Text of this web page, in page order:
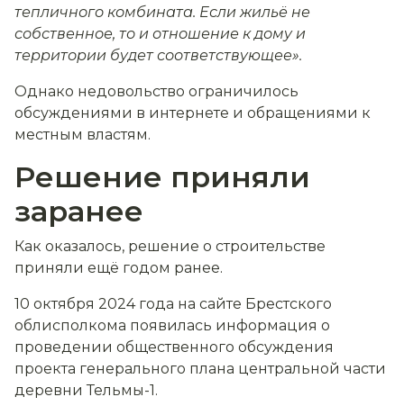
тепличного комбината. Если жильё не
собственное, то и отношение к дому и
территории будет соответствующее».
Однако недовольство ограничилось
обсуждениями в интернете и обращениями к
местным властям.
Решение приняли
заранее
Как оказалось, решение о строительстве
приняли ещё годом ранее.
10 октября 2024 года на сайте Брестского
облисполкома появилась информация о
проведении общественного обсуждения
проекта генерального плана центральной части
деревни Тельмы-1.